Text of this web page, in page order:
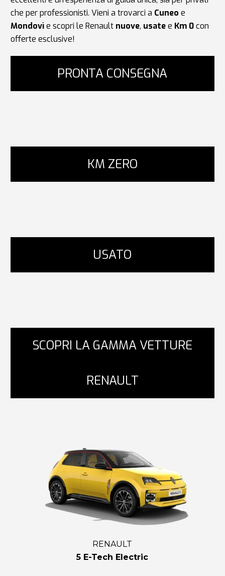
che per professionisti. Vieni a trovarci a Cuneo e
Mondovìe scopri le Renault nuove, usatee Km 0con
offerte esclusive!
PRONTA CONSEGNA
KM ZERO
USATO
SCOPRI LA GAMMA VETTURE
RENAULT
RENAULT
5 E-Tech Electric